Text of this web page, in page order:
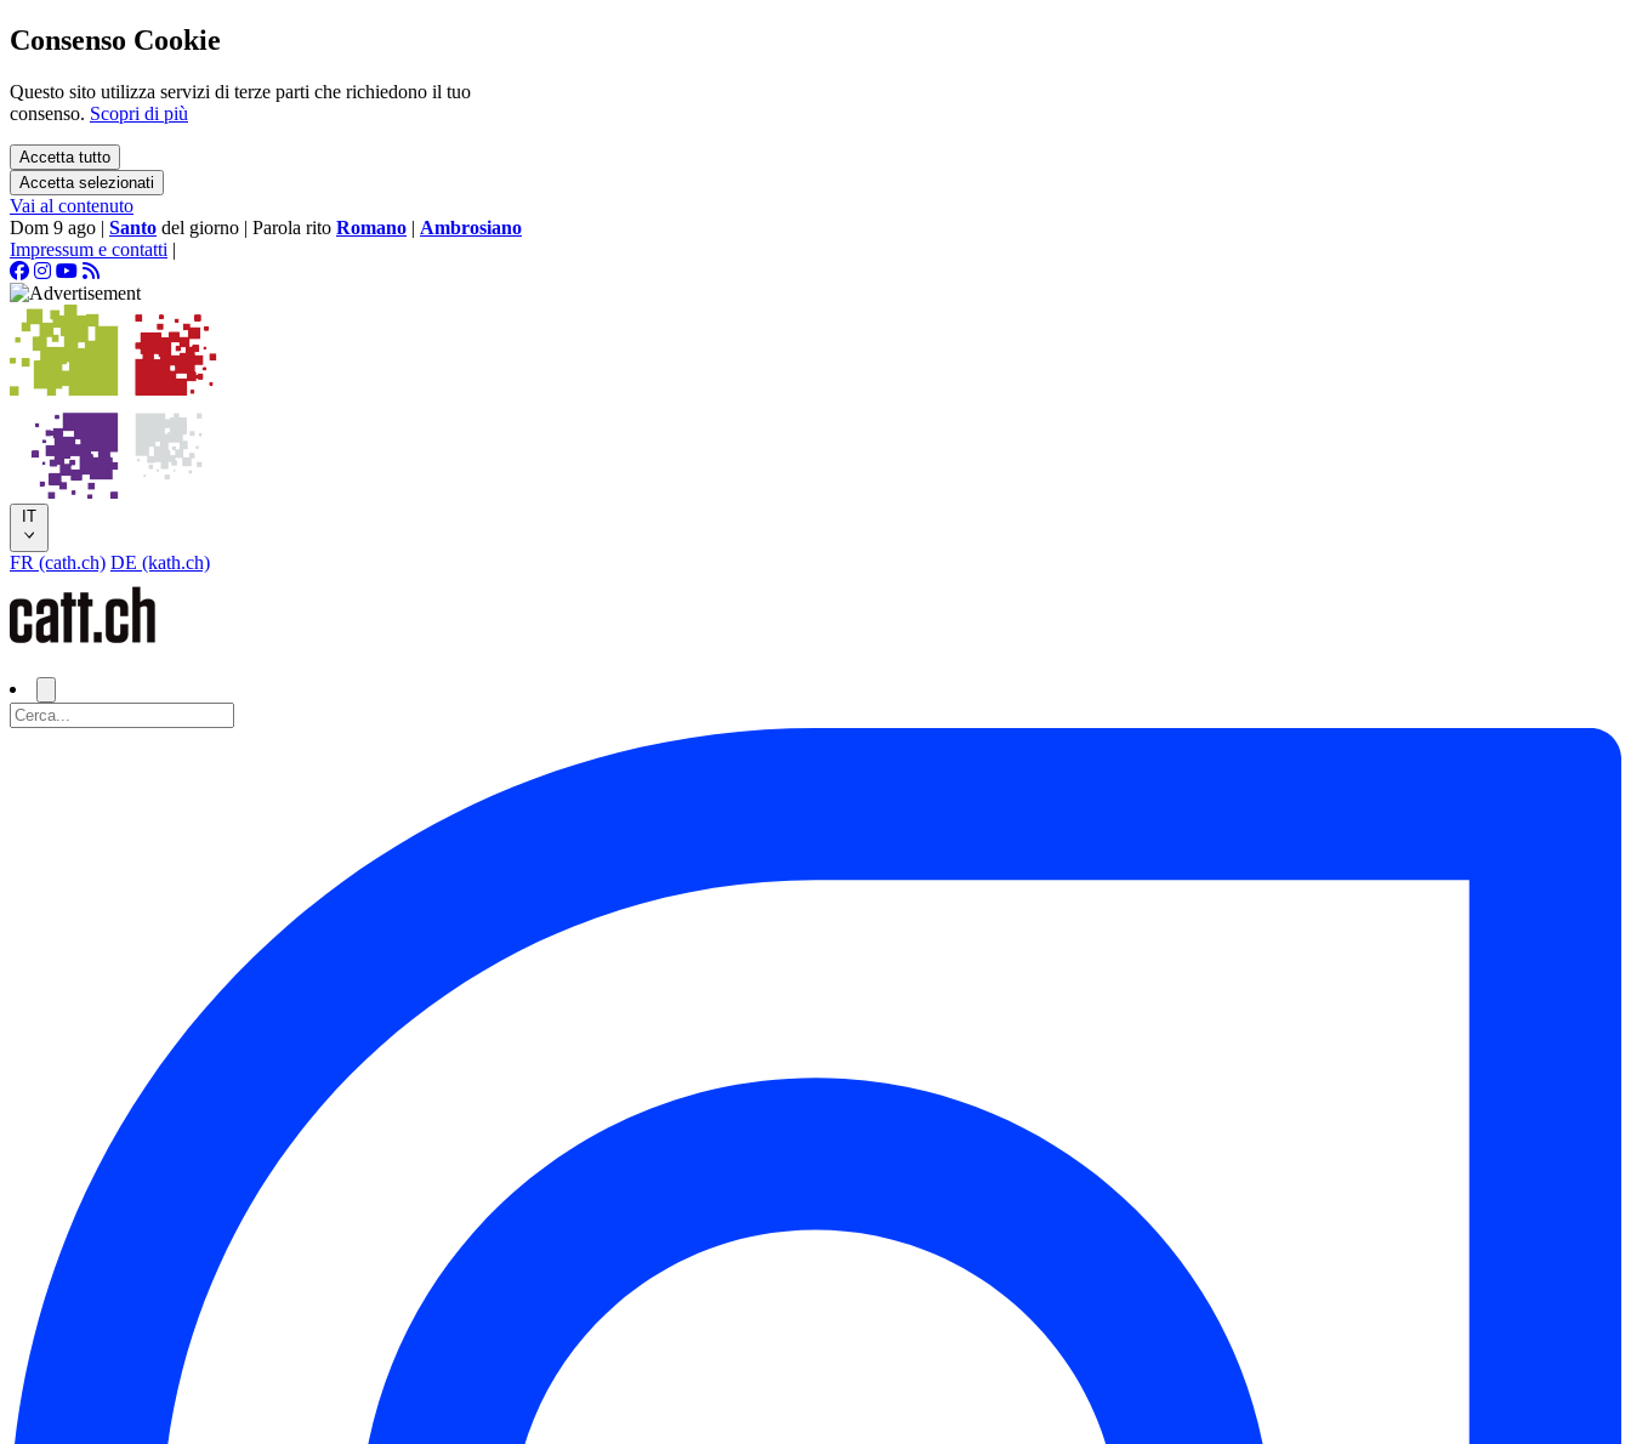
Consenso Cookie
Questo sito utilizza servizi di terze parti che richiedono il tuo
consenso. Scopri di più
Accetta tutto
Accetta selezionati
Vai al contenuto
Dom 9 ago | Santo del giorno | Parola rito Romano | Ambrosiano
Impressum e contatti |
IT
FR (cath.ch) DE (kath.ch)